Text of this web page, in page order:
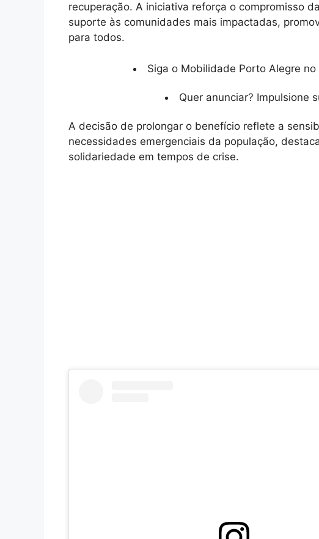
recuperação. A iniciativa reforça o compromisso
suporte às comunidades mais impactadas,
para todos.
Siga o Mobilidade Porto Alegre
Quer anunciar? Impulsione
A decisão de prolongar o benefício reflete a
necessidades emergenciais da população,
solidariedade em tempos de crise.